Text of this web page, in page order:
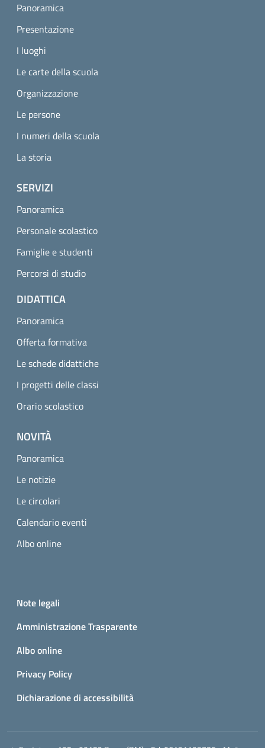
Panoramica
Presentazione
I luoghi
Le carte della scuola
Organizzazione
Le persone
I numeri della scuola
La storia
SERVIZI
Panoramica
Personale scolastico
Famiglie e studenti
Percorsi di studio
DIDATTICA
Panoramica
Offerta formativa
Le schede didattiche
I progetti delle classi
Orario scolastico
NOVITÀ
Panoramica
Le notizie
Le circolari
Calendario eventi
Albo online
Small prints
Note legali
Amministrazione Trasparente
Albo online
Privacy Policy
Dichiarazione di accessibilità